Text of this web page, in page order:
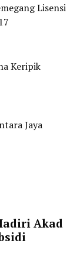
Lisensi
Keripik
Jaya